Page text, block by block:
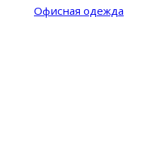
Офисная одежда